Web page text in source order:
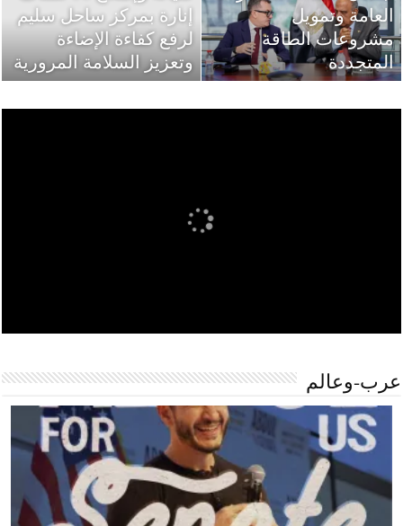
العامة وتمويل
مشروعات الطاقة
المتجددة
إنارة بمركز ساحل سليم
لرفع كفاءة الإضاءة
وتعزيز السلامة المرورية
“الأوليمبي” .. شخصيات
سياسية وبرلمانية تقترب
من معركة رئاسة النادي
الأهلي يضغط لحسم
صفقة محمود صلاح رغم
تمسك غزل المحلة
عرب-وعالم